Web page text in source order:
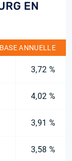
EN
BASE ANNUELLE
3,72 %
4,02 %
3,91 %
3,58 %